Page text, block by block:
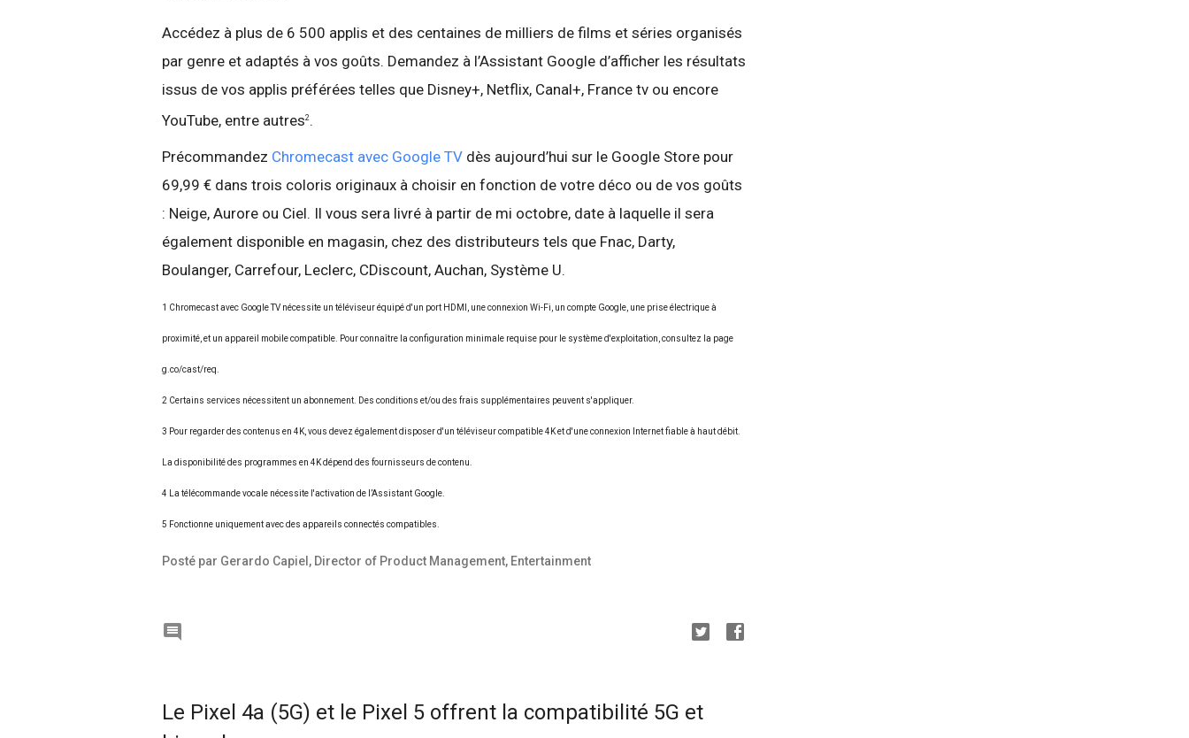
Accédez à plus de 6 500 applis et des centaines de milliers de films et séries organisés
par genre et adaptés à vos goûts. Demandez à l’Assistant Google d’afficher les résultats
issus de vos applis préférées telles que Disney+, Netflix, Canal+, France tv ou encore
YouTube, entre autres2.
Précommandez Chromecast avec Google TV dès aujourd’hui sur le Google Store pour
69,99 € dans trois coloris originaux à choisir en fonction de votre déco ou de vos goûts
: Neige, Aurore ou Ciel. Il vous sera livré à partir de mi octobre, date à laquelle il sera
également disponible en magasin, chez des distributeurs tels que Fnac, Darty,
Boulanger, Carrefour, Leclerc, CDiscount, Auchan, Système U.
1 Chromecast avec Google TV nécessite un téléviseur équipé d'un port HDMI, une connexion Wi-Fi, un compte Google, une prise électrique à
proximité, et un appareil mobile compatible. Pour connaître la configuration minimale requise pour le système d'exploitation, consultez la page
g.co/cast/req.
2 Certains services nécessitent un abonnement. Des conditions et/ou des frais supplémentaires peuvent s'appliquer.
3 Pour regarder des contenus en 4K, vous devez également disposer d'un téléviseur compatible 4K et d'une connexion Internet fiable à haut débit.
La disponibilité des programmes en 4K dépend des fournisseurs de contenu.
4 La télécommande vocale nécessite l'activation de l’Assistant Google.
5 Fonctionne uniquement avec des appareils connectés compatibles.
Posté par Gerardo Capiel, Director of Product Management, Entertainment

Le Pixel 4a (5G) et le Pixel 5 offrent la compatibilité 5G et